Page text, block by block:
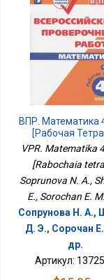
ВПР. Математика
[Рабочая
VPR. Matematika
[Rabochaia
Soprunova N. A.,
E., Sorochan E.
Сопрунова Н. А.,
Д. Э., Сорочан
др.
Артикул: